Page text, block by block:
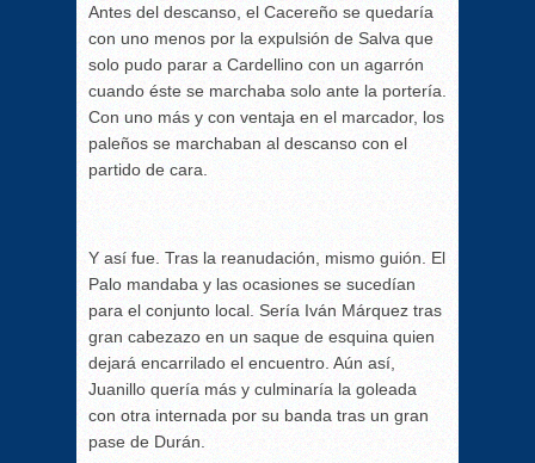
Antes del descanso, el Cacereño se quedaría
con uno menos por la expulsión de Salva que
solo pudo parar a Cardellino con un agarrón
cuando éste se marchaba solo ante la portería.
Con uno más y con ventaja en el marcador, los
paleños se marchaban al descanso con el
partido de cara.
Y así fue. Tras la reanudación, mismo guión. El
Palo mandaba y las ocasiones se sucedían
para el conjunto local. Sería Iván Márquez tras
gran cabezazo en un saque de esquina quien
dejará encarrilado el encuentro. Aún así,
Juanillo quería más y culminaría la goleada
con otra internada por su banda tras un gran
pase de Durán.